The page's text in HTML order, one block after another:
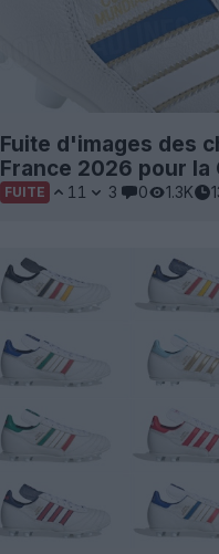
Fuite d'images des
France 2026 pour la
FUITE 11 3 0 1.3K